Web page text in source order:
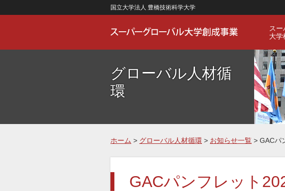
国立大学法人 豊橋技術科学大学
ス
大学
グローバル人材循
環
ホーム > グローバル人材循環 > お知らせ一覧 > GACパ
GACパンフレット